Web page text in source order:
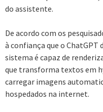
do assistente.
De acordo com os
à confiança que o
sistema é capaz de
que transforma textos em
carregar imagens
hospedados na internet.